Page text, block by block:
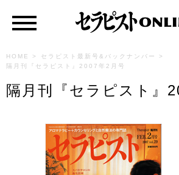
HOME > セラピスト最新号&バックナンバー
>
隔月刊『セラピスト』2007年2月号
隔月刊『セラピスト』